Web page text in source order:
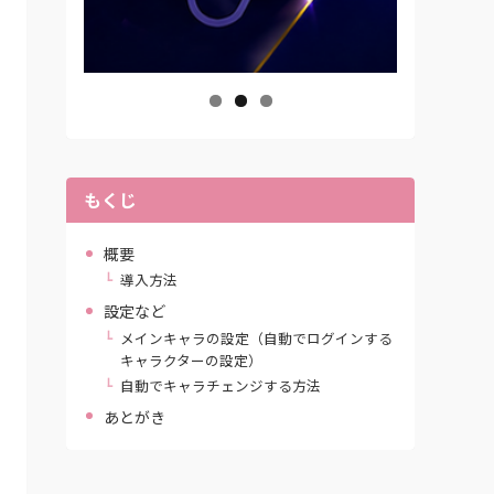
もくじ
概要
導入方法
設定など
メインキャラの設定（自動でログインする
キャラクターの設定）
自動でキャラチェンジする方法
あとがき